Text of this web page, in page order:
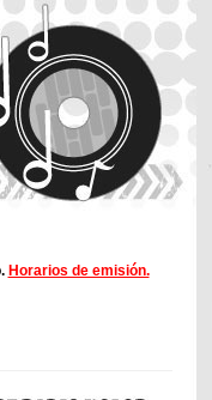
Horarios de emisión.